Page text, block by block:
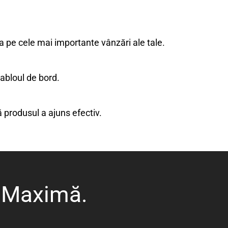
pe cele mai importante vânzări ale tale.
de bord.
a ajuns efectiv.